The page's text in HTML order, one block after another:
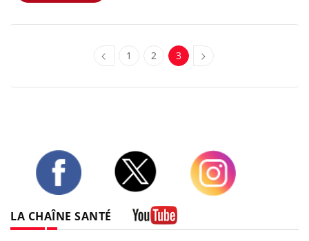
1 2 3
LA CHAÎNE SANTÉ